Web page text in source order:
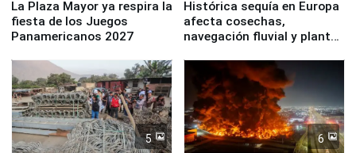
La Plaza Mayor ya respira la
fiesta de los Juegos
Panamericanos 2027
Histórica sequía en Europa
afecta cosechas,
navegación fluvial y plantas
5 6